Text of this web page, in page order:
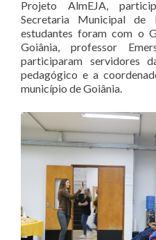
Projeto AlmEJA,
Secretaria Municipal de
estudantes foram com o
Goiânia, professor
participaram servidores
pedagógico e a
município de Goiânia.